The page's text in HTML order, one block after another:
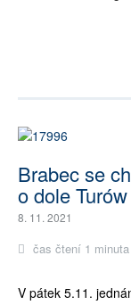
Brabec se
o dole Turów
8. 11. 2021
čas čtení 1 minuta
V pátek 5.11.